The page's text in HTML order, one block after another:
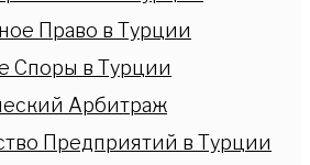
Право в Турции
Споры в Турции
Арбитраж
Предприятий в Турции